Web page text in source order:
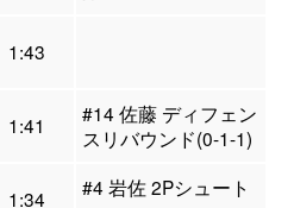
1:43
1:41
#14 佐藤 ディフェン
スリバウンド(0-1-1)
1:34
#4 岩佐 2Pシュート